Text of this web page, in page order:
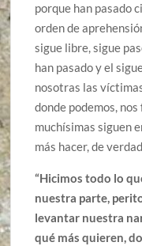
porque han pasado
orden de
sigue libre, sigue
han pasado y el
nosotras las
donde podemos,
muchísimas siguen
más hacer, de
“Hicimos todo lo
nuestra parte,
levantar nuestra
qué más quieren,